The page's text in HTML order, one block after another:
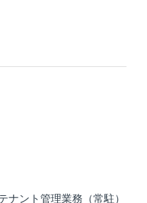
ナント管理業務（常駐）